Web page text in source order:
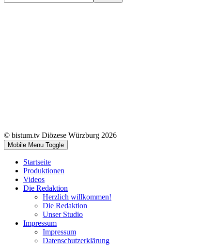
© bistum.tv Diözese Würzburg 2026
Mobile Menu Toggle
Startseite
Produktionen
Videos
Die Redaktion
Herzlich willkommen!
Die Redaktion
Unser Studio
Impressum
Impressum
Datenschutzerklärung